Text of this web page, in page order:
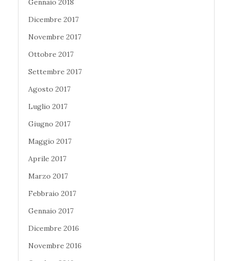
Gennaio 2018
Dicembre 2017
Novembre 2017
Ottobre 2017
Settembre 2017
Agosto 2017
Luglio 2017
Giugno 2017
Maggio 2017
Aprile 2017
Marzo 2017
Febbraio 2017
Gennaio 2017
Dicembre 2016
Novembre 2016